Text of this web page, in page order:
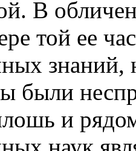
В
той ее
знаний,
были
и